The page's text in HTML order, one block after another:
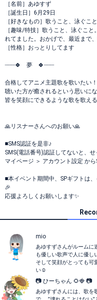
［名前］あゆすず
［誕生日］6月29日
［好きなもの］歌うこと、泳ぐこと
［趣味/特技］歌うこと、泳ぐこ
れてました。おかげで、最近まで
［性格］おっとりしてます
┈┈┈🍀 夢 🍀┈┈┈
合格してアニメ主題歌を歌いたい！
聴いた方が癒されるという思いに
皆を笑顔にできるような歌を歌え
🙏リスナーさんへのお願い🙏
■SMS認証を是非♪
SMS(電話番号)認証してないと、
マイページ ＞ アカウント設定 から
■本イベント期間中、SPギフトは
🎉
応援よろしくお願いします✨
mio
あゆすずさんがルームに
も優しい歌声で人に優し
そして笑顔がとっても可
い☺️
📷 ひーちゃん 🌻🍓 📷
あゆすずさんには、歌を